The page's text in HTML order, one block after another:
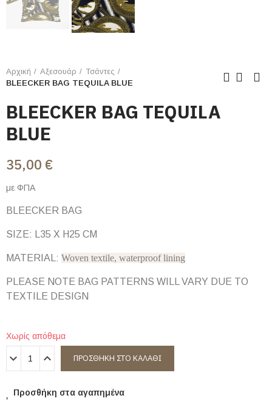
Αρχική Αξεσουάρ
Τσάντες
BLEECKER BAG TEQUILA BLUE
BLEECKER BAG TEQUILA
BLUE
35,00 €
με ΦΠΑ
BLEECKER BAG
SIZE: L35 X H25 CM
MATERIAL: Woven textile, waterproof lining
PLEASE NOTE BAG PATTERNS WILL VARY DUE TO
TEXTILE DESIGN
Χωρίς απόθεμα
ΠΡΟΣΘΉΚΗ ΣΤΟ ΚΑΛΆΘΙ
Προσθήκη στα αγαπημένα